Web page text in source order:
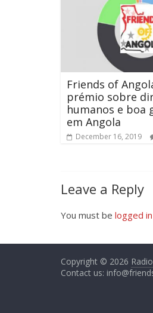
Friends of
prémio sobre
humanos e boa
em Angola
December 16, 2019
Leave a Reply
You must be logged in
Copyright © 2026
Contact us: